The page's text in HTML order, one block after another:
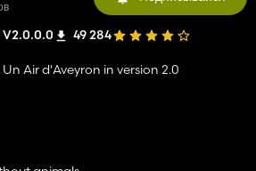
V2.0.0.0 49 284
Air d'Aveyron in version 2.0